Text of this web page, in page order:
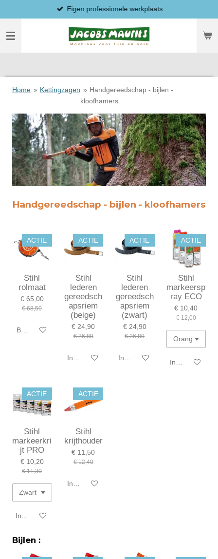
direct
naar
hoofdinhoud
Eigen professionele werkplaats
Home » Kettingzagen » Handgereedschap - bijlen -
kloofhamers
Handgereedschap - bijlen - kloofhamers
ACTIE
Stihl
rolmaat
€ 65,00
€ 68,50
Bekijk details
ACTIE
Stihl
lederen
gereedsch
apsriem
(beige)
€ 24,90
€ 26,80
In winkelwagen
ACTIE
Stihl
lederen
gereedsch
apsriem
(zwart)
€ 24,90
€ 26,80
In winkelwagen
ACTIE
Stihl
markeersp
ray ECO
€ 10,40
€ 12,00
In winkelwagen
ACTIE
Stihl
markeerkri
jt PRO
€ 10,20
€ 11,30
In winkelwagen
ACTIE
Stihl
krijthouder
€ 11,50
€ 12,40
In winkelwagen
Bijlen :